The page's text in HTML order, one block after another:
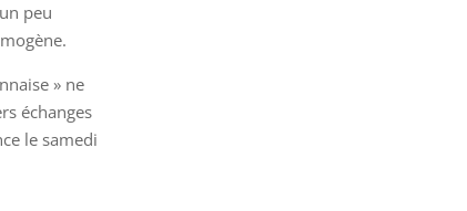
peu
» ne
échanges
le samedi